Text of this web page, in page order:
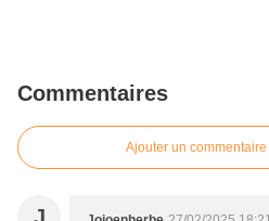
Commentaires
Ajouter un commentaire